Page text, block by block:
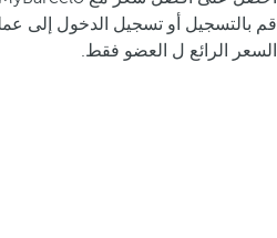
قم بالتسجيل أو تسجيل الدخول إلى
السعر الرائع ل العضو فقط.